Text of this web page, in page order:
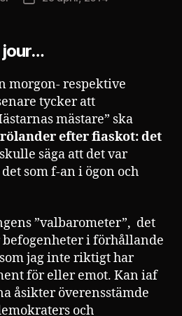
jour…
morgon- respektive
tycker att
mästare” ska
efter fiaskot: det
skulle säga att det var
som f-an i ögon och
”valbarometer”, det
befogenheter i förhållande
jag inte riktigt har
för eller emot. Kan iaf
åsikter överensstämde
och